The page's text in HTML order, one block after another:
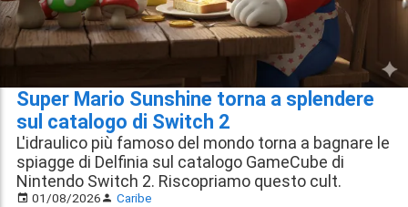
Super Mario Sunshine torna a splendere
sul catalogo di Switch 2
L'idraulico più famoso del mondo torna a bagnare le
spiagge di Delfinia sul catalogo GameCube di
Nintendo Switch 2. Riscopriamo questo cult.
01/08/2026 Caribe